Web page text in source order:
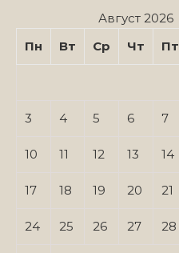
Август 2026
Пн
Вт Ср Чт Пт
3 4 5 6 7
10 11 12 13 14
17 18 19 20 21
24 25 26 27 28